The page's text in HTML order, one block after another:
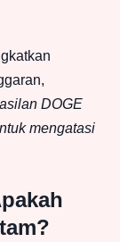
DOGE
mengatasi